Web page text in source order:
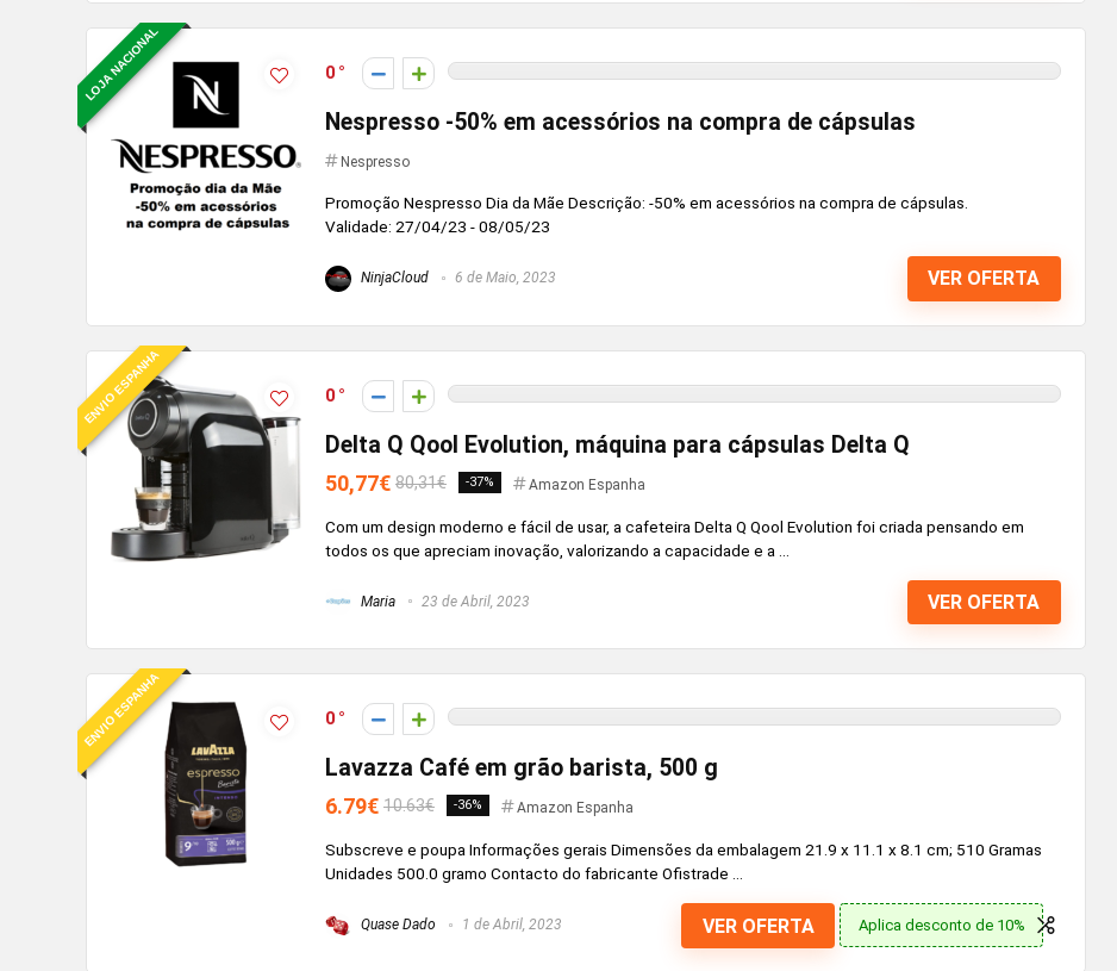
LOJA NACIONAL 0
Nespresso -50% em acessórios na compra de cápsulas
Nespresso
Promoção Nespresso Dia da Mãe Descrição: -50% em acessórios na compra de cápsulas.
Validade: 27/04/23 - 08/05/23
NinjaCloud 6 de Maio, 2023 VER OFERTA
ENVIO ESPANHA 0
Delta Q Qool Evolution, máquina para cápsulas Delta Q
50,77€ 80,31€ -37% Amazon Espanha
Com um design moderno e fácil de usar, a cafeteira Delta Q Qool Evolution foi criada pensando em
todos os que apreciam inovação, valorizando a capacidade e a ...
Maria 23 de Abril, 2023 VER OFERTA
ENVIO ESPANHA 0
Lavazza Café em grão barista, 500 g
6.79€ 10.63€ -36% Amazon Espanha
Subscreve e poupa Informações gerais Dimensões da embalagem ‎21.9 x 11.1 x 8.1 cm; 510 Gramas
Unidades ‎500.0 gramo Contacto do fabricante ‎Ofistrade ...
Quase Dado 1 de Abril, 2023 VER OFERTA Aplica desconto de 10%